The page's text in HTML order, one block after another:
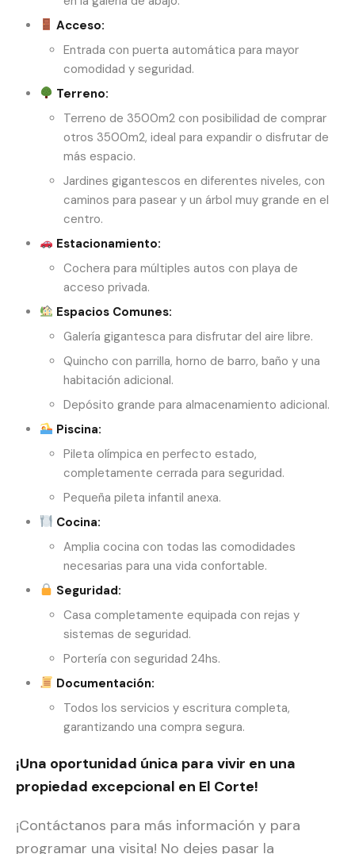
Acceso:
Entrada con puerta automática para mayor
comodidad y seguridad.
Terreno:
Terreno de 3500m2 con posibilidad de comprar
otros 3500m2, ideal para expandir o disfrutar de
más espacio.
Jardines gigantescos en diferentes niveles, con
caminos para pasear y un árbol muy grande en el
centro.
Estacionamiento:
Cochera para múltiples autos con playa de
acceso privada.
Espacios Comunes:
Galería gigantesca para disfrutar del aire libre.
Quincho con parrilla, horno de barro, baño y una
habitación adicional.
Depósito grande para almacenamiento adicional.
Piscina:
Pileta olímpica en perfecto estado,
completamente cerrada para seguridad.
Pequeña pileta infantil anexa.
Cocina:
Amplia cocina con todas las comodidades
necesarias para una vida confortable.
Seguridad:
Casa completamente equipada con rejas y
sistemas de seguridad.
Portería con seguridad 24hs.
Documentación:
Todos los servicios y escritura completa,
garantizando una compra segura.
¡Una oportunidad única para vivir en una
propiedad excepcional en El Corte!
¡Contáctanos para más información y para
programar una visita! No dejes pasar la